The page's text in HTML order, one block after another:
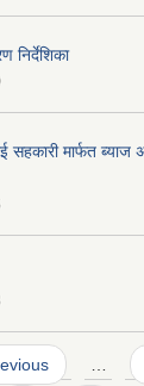
निर्देशिका
सहकारी मार्फत
…